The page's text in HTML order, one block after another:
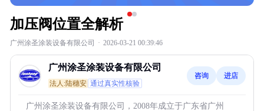
加压阀位置全解析
广州涂圣涂装设备有限公司 · 2026-03-21 00:39:46
广州涂圣涂装设备有限公司
法人:陆穗安 通过真实性核验
咨询 进店
广州涂圣涂装设备有限公司，2008年成立于广东省广州